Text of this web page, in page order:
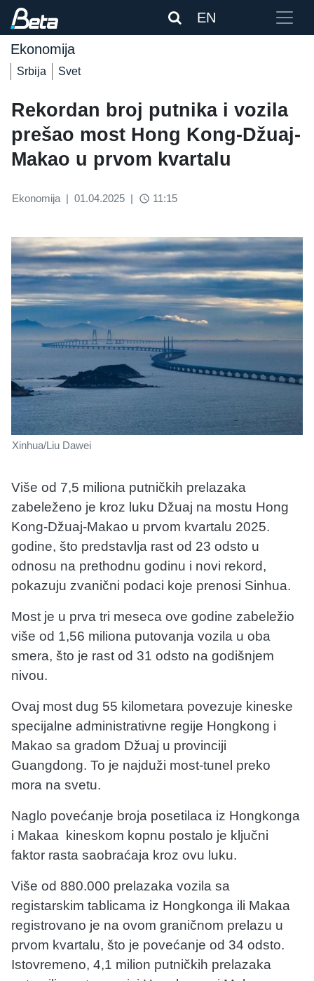
EN
Ekonomija
Srbija Svet
Rekordan broj putnika i vozila
prešao most Hong Kong-Džuaj-
Makao u prvom kvartalu
Ekonomija | 01.04.2025 | access_time 11:15
Xinhua/Liu Dawei
Više od 7,5 miliona putničkih prelazaka
zabeleženo je kroz luku Džuaj na mostu Hong
Kong-Džuaj-Makao u prvom kvartalu 2025.
godine, što predstavlja rast od 23 odsto u
odnosu na prethodnu godinu i novi rekord,
pokazuju zvanični podaci koje prenosi Sinhua.
Most je u prva tri meseca ove godine zabeležio
više od 1,56 miliona putovanja vozila u oba
smera, što je rast od 31 odsto na godišnjem
nivou.
Ovaj most dug 55 kilometara povezuje kineske
specijalne administrativne regije Hongkong i
Makao sa gradom Džuaj u provinciji
Guangdong. To je najduži most-tunel preko
mora na svetu.
Naglo povećanje broja posetilaca iz Hongkonga
i Makaa kineskom kopnu postalo je ključni
faktor rasta saobraćaja kroz ovu luku.
Više od 880.000 prelazaka vozila sa
registarskim tablicama iz Hongkonga ili Makaa
registrovano je na ovom graničnom prelazu u
prvom kvartalu, što je povećanje od 34 odsto.
Istovremeno, 4,1 milion putničkih prelazaka